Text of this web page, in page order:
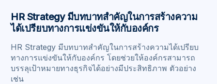
HR Strategy มีบทบาทสำคัญในการสร้างความ
ได้เปรียบทางการแข่งขันให้กับองค์กร
HR Strategy มีบทบาทสำคัญในการสร้างความได้เปรียบ
ทางการแข่งขันให้กับองค์กร โดยช่วยให้องค์กรสามารถ
บรรลุเป้าหมายทางธุรกิจได้อย่างมีประสิทธิภาพ ตัวอย่าง
เช่น